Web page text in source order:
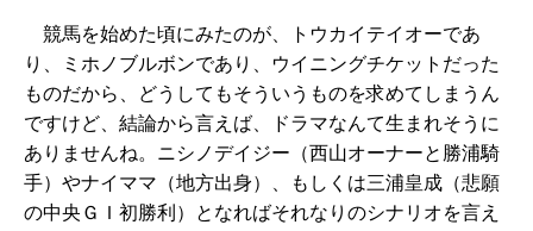
競馬を始めた頃にみたのが、トウカイテイオーであ
り、ミホノブルボンであり、ウイニングチケットだった
ものだから、どうしてもそういうものを求めてしまうん
ですけど、結論から言えば、ドラマなんて生まれそうに
ありませんね。ニシノデイジー（西山オーナーと勝浦騎
手）やナイママ（地方出身）、もしくは三浦皇成（悲願
の中央ＧＩ初勝利）となればそれなりのシナリオを言え